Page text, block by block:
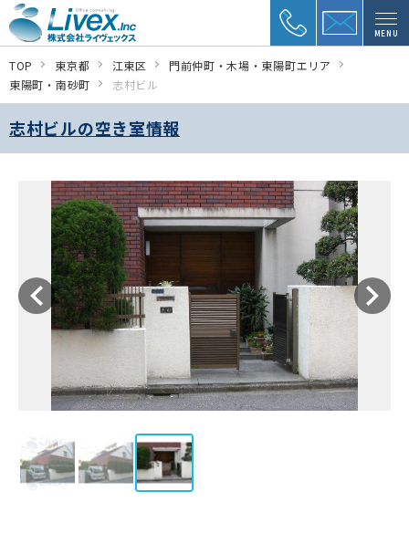
MENU
TOP 東京都 江東区
門前仲町・木場・東陽町エリア
東陽町・南砂町
志村ビル
志村ビルの空き室情報